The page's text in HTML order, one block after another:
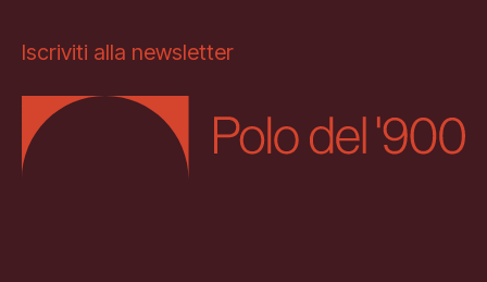
Iscriviti alla newsletter